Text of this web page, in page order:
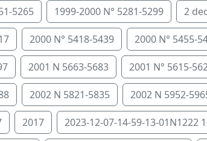
5265 1999-2000 N° 5281-5299 2
2000 N° 5418-5439 2000 N° 5455-
2001 N 5663-5683 2001 N° 5615-
2002 N 5821-5835 2002 N 5952-
2017 2023-12-07-14-59-13-01N1222